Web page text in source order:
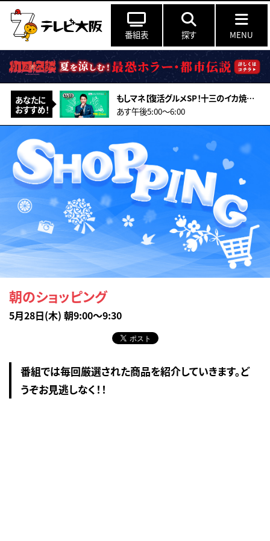
番組表 探す MENU
あなたに
おすすめ！
もしマネ【復活グルメSP！十三のイカ焼き店＆亡きマスターの味「伝説のカレー」物語
あす午後5:00〜6:00
朝のショッピング
5月28日(木) 朝9:00～9:30
番組では毎回厳選された商品を紹介していきます。ど
うぞお見逃しなく！！